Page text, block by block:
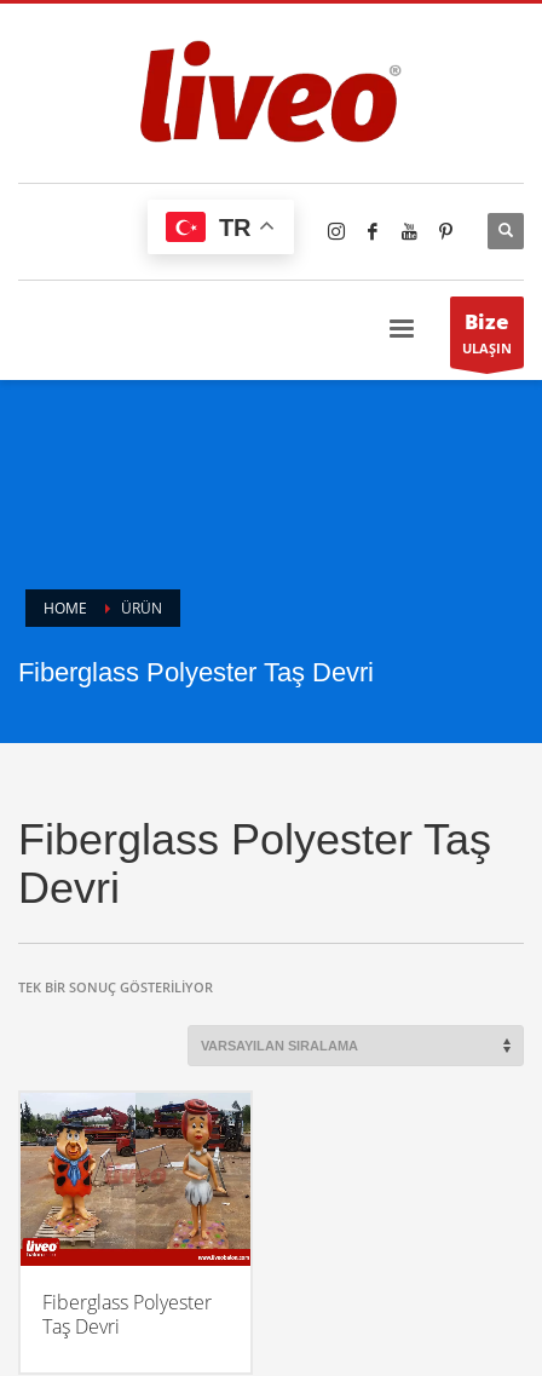
TR
Bize
ULAŞIN
HOME ÜRÜN
Fiberglass Polyester Taş Devri
Fiberglass Polyester Taş
Devri
TEK BIR SONUÇ GÖSTERILIYOR
Fiberglass Polyester
Taş Devri